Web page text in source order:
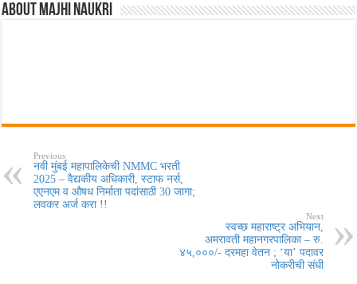
About Majhi Naukri
Previous
नवी मुंबई महापालिकेची NMMC भरती
2025 – वैद्यकीय अधिकारी, स्टाफ नर्स,
एएनएम व औषध निर्माता पदांसाठी 30 जागा;
लवकर अर्ज करा !!
Next
स्वच्छ महाराष्ट्र अभियान,
अमरावती महानगरपालिका – रु.
४५,०००/- दरमहा वेतन ; ‘या’ पदावर
नोकरीची संधी